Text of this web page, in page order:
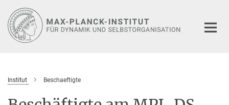
Hauptinhalt
Institut Beschaeftigte